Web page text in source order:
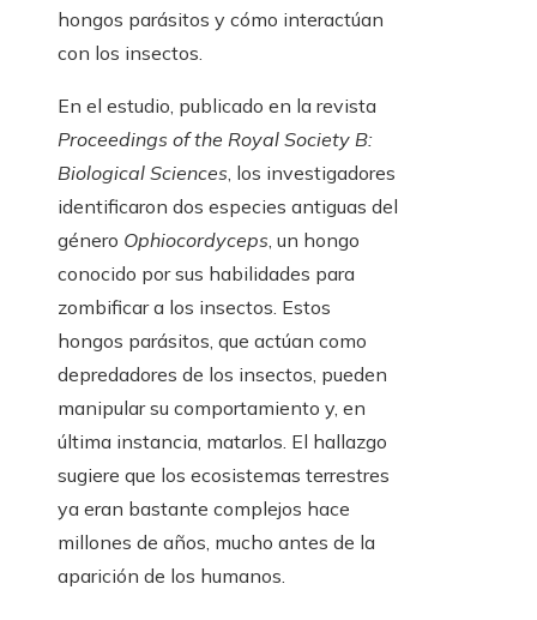
hongos parásitos y cómo interactúan
con los insectos.
En el estudio, publicado en la revista
Proceedings of the Royal Society B:
Biological Sciences, los investigadores
identificaron dos especies antiguas del
género Ophiocordyceps, un hongo
conocido por sus habilidades para
zombificar a los insectos. Estos
hongos parásitos, que actúan como
depredadores de los insectos, pueden
manipular su comportamiento y, en
última instancia, matarlos. El hallazgo
sugiere que los ecosistemas terrestres
ya eran bastante complejos hace
millones de años, mucho antes de la
aparición de los humanos.